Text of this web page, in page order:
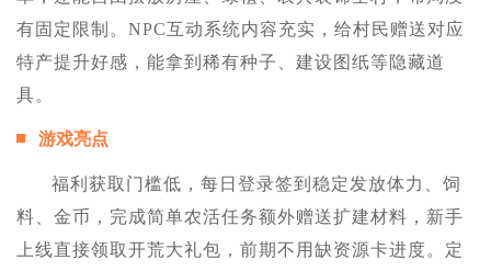
有固定限制。NPC互动系统内容充实，给村民赠送对应
特产提升好感，能拿到稀有种子、建设图纸等隐藏道
具。
游戏亮点
福利获取门槛低，每日登录签到稳定发放体力、饲
料、金币，完成简单农活任务额外赠送扩建材料，新手
上线直接领取开荒大礼包，前期不用缺资源卡进度。定